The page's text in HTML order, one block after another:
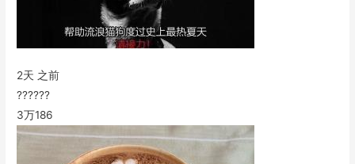
2天 之前
??????
3万186